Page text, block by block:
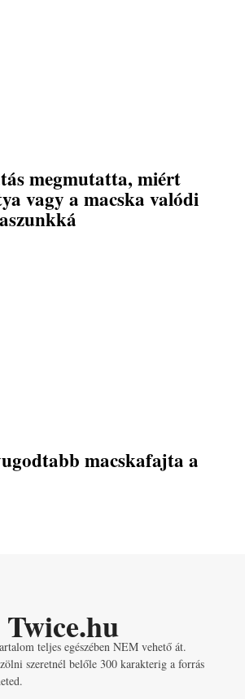
megmutatta, miért
vagy a macska valódi
macskafajta a
Twice.hu
teljes egészében NEM vehető át.
szeretnél belőle 300 karakterig a forrás